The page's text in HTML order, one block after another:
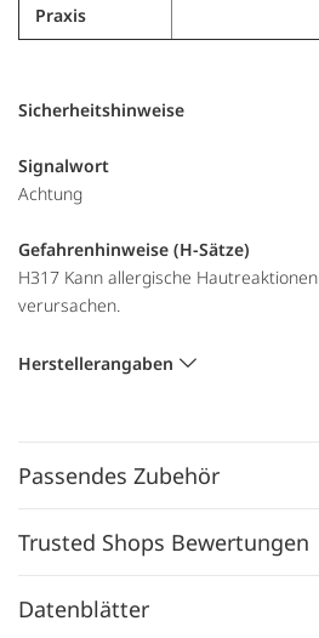
Praxis
Sicherheitshinweise
Signalwort
Achtung
Gefahrenhinweise (H-Sätze)
H317 Kann allergische Hautreaktionen
verursachen.
Herstellerangaben
Passendes Zubehör
Trusted Shops Bewertungen
Datenblätter